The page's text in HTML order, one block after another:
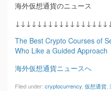
海外仮想通貨のニュース
The Best Crypto Courses of
Who Like a Guided Approach
海外仮想通貨ニュースへ
Filed under: cryptocurrency 仮想通貨